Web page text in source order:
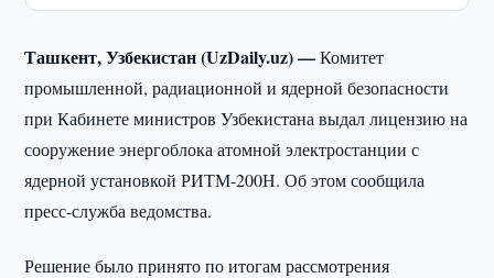
Ташкент, Узбекистан (UzDaily.uz) —Комитет
промышленной, радиационной и ядерной безопасности
при Кабинете министров Узбекистана выдал лицензию на
сооружение энергоблока атомной электростанции с
ядерной установкой РИТМ-200Н. Об этом сообщила
пресс-служба ведомства.
Решение было принято по итогам рассмотрения